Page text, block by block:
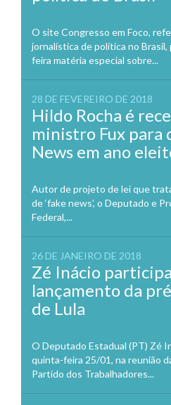
O site Congresso em Foco,
jornalística de política no
feira matéria especial sobre...
28 DE FEVEREIRO DE 2018
Hildo Rocha é
ministro Fux para
News em ano
Autor de projeto de lei que
de ‘fake news’, o Deputado e
Federal,...
26 DE JANEIRO DE 2018
Zé Inácio
lançamento da
de Lula
O Deputado Estadual (PT) Zé
quinta-feira 25/01, na reunião
Partido dos Trabalhadores...